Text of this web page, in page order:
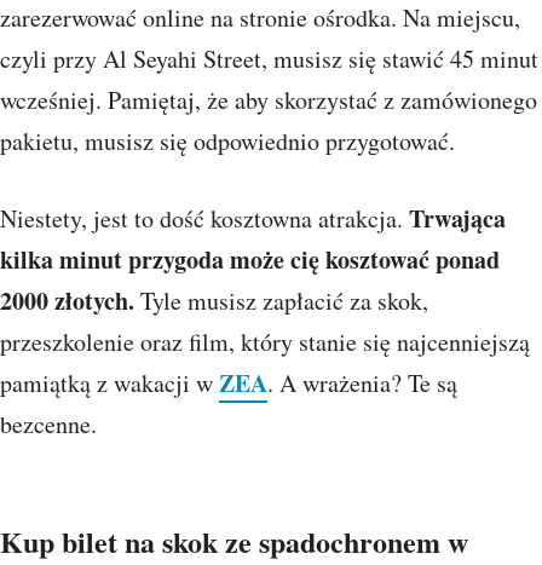
zarezerwować online na stronie ośrodka. Na miejscu,
czyli przy Al Seyahi Street, musisz się stawić 45 minut
wcześniej. Pamiętaj, że aby skorzystać z zamówionego
pakietu, musisz się odpowiednio przygotować.
Niestety, jest to dość kosztowna atrakcja. Trwająca
kilka minut przygoda może cię kosztować ponad
2000 złotych. Tyle musisz zapłacić za skok,
przeszkolenie oraz film, który stanie się najcenniejszą
pamiątką z wakacji wZEA. A wrażenia? Te są
bezcenne.
Kup bilet na skok ze spadochronem w